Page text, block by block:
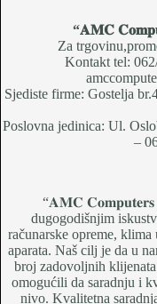
“𝐀𝐌𝐂
Za
Kontakt tel:
Sjediste firme: Gostelja
Poslovna jedinica: Ul.
–
“𝐀𝐌𝐂 𝐂𝐨𝐦𝐩𝐮𝐭𝐞𝐫𝐬
dugogodišnjim
računarske opreme,
aparata. Naš cilj je da u
broj zadovoljnih
omogućili da saradnju i
nivo. Kvalitetna